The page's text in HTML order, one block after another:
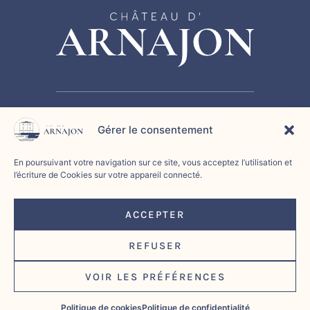
Gérer le consentement
En poursuivant votre navigation sur ce site, vous acceptez l’utilisation et
l’écriture de Cookies sur votre appareil connecté.
ACCEPTER
REFUSER
VOIR LES PRÉFÉRENCES
Politique de cookiesPolitique de confidentialité
HISTOIRE SÉMINAIRE CHAMBRE D’HÔTES
ÉVÉNEMENTS
Politique de confidentialité|Politique de cookies|
Mentions légales |
🚀 Propulsé parL’agence web Marque Digitale
©2026 Château d'Arnajon